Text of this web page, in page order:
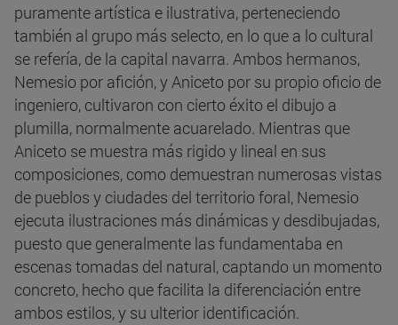
puramente artística e ilustrativa, perteneciendo
también al grupo más selecto, en lo que a lo cultural
se refería, de la capital navarra. Ambos hermanos,
Nemesio por afición, y Aniceto por su propio oficio de
ingeniero, cultivaron con cierto éxito el dibujo a
plumilla, normalmente acuarelado. Mientras que
Aniceto se muestra más rigido y lineal en sus
composiciones, como demuestran numerosas vistas
de pueblos y ciudades del territorio foral, Nemesio
ejecuta ilustraciones más dinámicas y desdibujadas,
puesto que generalmente las fundamentaba en
escenas tomadas del natural, captando un momento
concreto, hecho que facilita la diferenciación entre
ambos estilos, y su ulterior identificación.